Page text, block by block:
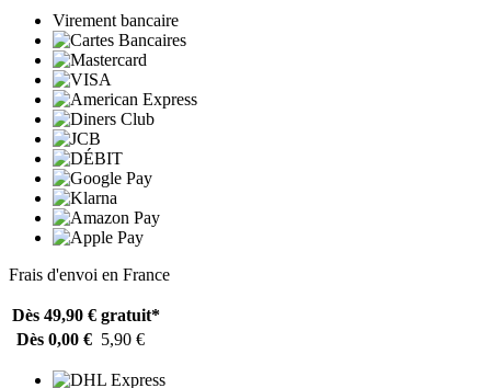
Virement bancaire
Frais d'envoi en France
Dès 49,90 € gratuit*
Dès 0,00 € 5,90 €